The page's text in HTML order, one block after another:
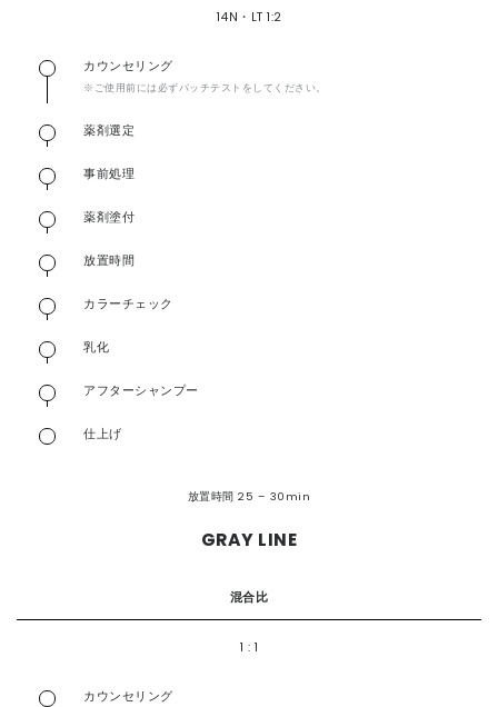
14N・LT 1:2
カウンセリング
※ご使用前には必ずパッチテストをしてください。
薬剤選定
事前処理
薬剤塗付
放置時間
カラーチェック
乳化
アフターシャンプー
仕上げ
放置時間 25 – 30min
GRAY LINE
混合比
1 : 1
カウンセリング